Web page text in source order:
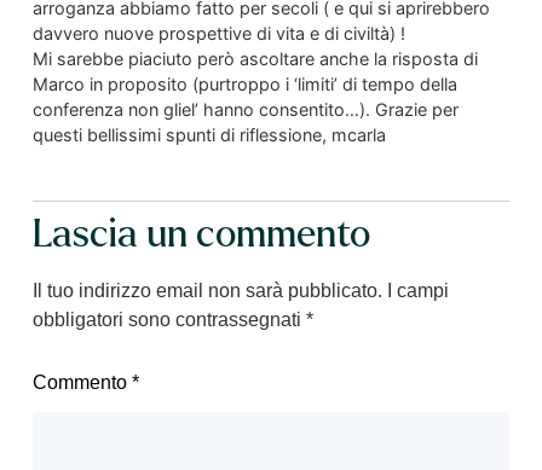
arroganza abbiamo fatto per secoli ( e qui si aprirebbero
davvero nuove prospettive di vita e di civiltà) !
Mi sarebbe piaciuto però ascoltare anche la risposta di
Marco in proposito (purtroppo i ‘limiti’ di tempo della
conferenza non gliel’ hanno consentito…). Grazie per
questi bellissimi spunti di riflessione, mcarla
Lascia un commento
Il tuo indirizzo email non sarà pubblicato.
I campi
obbligatori sono contrassegnati *
Commento *